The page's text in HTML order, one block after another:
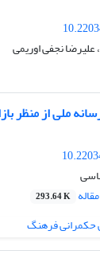
نجفی اوریمی
ملی از منظر
293.64 K